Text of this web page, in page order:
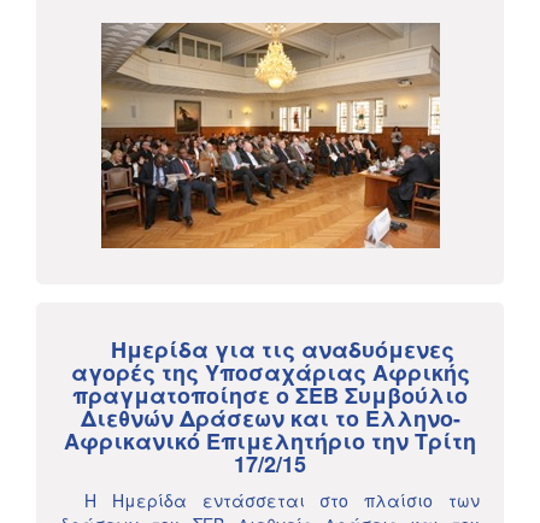
Ημερίδα για τις αναδυόμενες
αγορές της Υποσαχάριας Αφρικής
πραγματοποίησε ο ΣΕΒ Συμβούλιο
Διεθνών Δράσεων και το Ελληνο-
Αφρικανικό Επιμελητήριο την Τρίτη
17/2/15
Η Ημερίδα εντάσσεται στο πλαίσιο των